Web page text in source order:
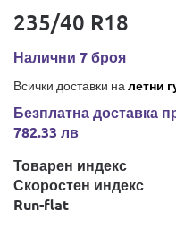
235/40 R18
Налични 7 броя
Всички доставки на летни
Безплатна доставка
782.33 лв
Товарен индекс
Скоростен индекс
Run-flat